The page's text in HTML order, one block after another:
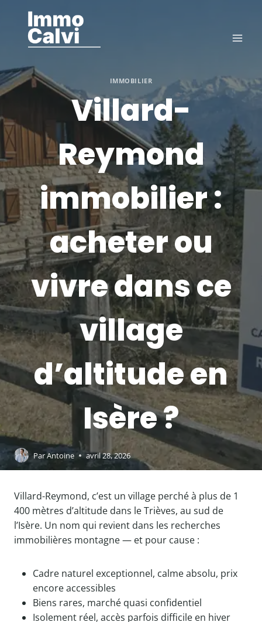
contenu
IMMOBILIER
Villard-
Reymond
immobilier :
acheter ou
vivre dans ce
village
d’altitude en
Isère ?
ParAntoine avril 28, 2026
Villard-Reymond, c’est un village perché à plus de 1
400 mètres d’altitude dans le Trièves, au sud de
l’Isère. Un nom qui revient dans les recherches
immobilières montagne — et pour cause :
Cadre naturel exceptionnel, calme absolu, prix
encore accessibles
Biens rares, marché quasi confidentiel
Isolement réel, accès parfois difficile en hiver